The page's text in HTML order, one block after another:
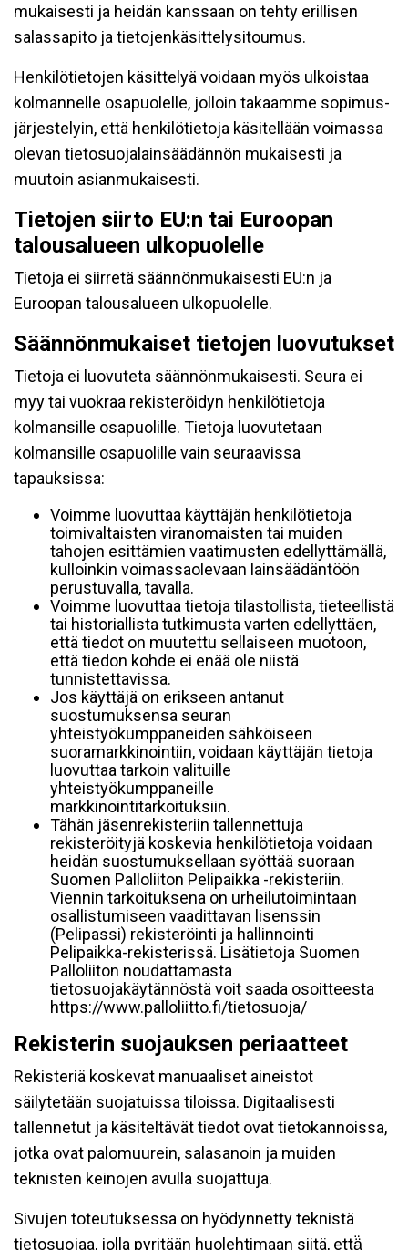
mukaisesti ja heidän kanssaan on tehty erillisen
salassapito ja tietojenkäsittelysitoumus.
Henkilötietojen käsittelyä voidaan myös ulkoistaa
kolmannelle osapuolelle, jolloin takaamme sopimus-
järjestelyin, että henkilötietoja käsitellään voimassa
olevan tietosuojalainsäädännön mukaisesti ja
muutoin asianmukaisesti.
Tietojen siirto EU:n tai Euroopan
talousalueen ulkopuolelle
Tietoja ei siirretä säännönmukaisesti EU:n ja
Euroopan talousalueen ulkopuolelle.
Säännönmukaiset tietojen luovutukset
Tietoja ei luovuteta säännönmukaisesti. Seura ei
myy tai vuokraa rekisteröidyn henkilötietoja
kolmansille osapuolille. Tietoja luovutetaan
kolmansille osapuolille vain seuraavissa
tapauksissa:
Voimme luovuttaa käyttäjän henkilötietoja
toimivaltaisten viranomaisten tai muiden
tahojen esittämien vaatimusten edellyttämällä,
kulloinkin voimassaolevaan lainsäädäntöön
perustuvalla, tavalla.
Voimme luovuttaa tietoja tilastollista, tieteellistä
tai historiallista tutkimusta varten edellyttäen,
että tiedot on muutettu sellaiseen muotoon,
että tiedon kohde ei enää ole niistä
tunnistettavissa.
Jos käyttäjä on erikseen antanut
suostumuksensa seuran
yhteistyökumppaneiden sähköiseen
suoramarkkinointiin, voidaan käyttäjän tietoja
luovuttaa tarkoin valituille
yhteistyökumppaneille
markkinointitarkoituksiin.
Tähän jäsenrekisteriin tallennettuja
rekisteröityjä koskevia henkilötietoja voidaan
heidän suostumuksellaan syöttää suoraan
Suomen Palloliiton Pelipaikka -rekisteriin.
Viennin tarkoituksena on urheilutoimintaan
osallistumiseen vaadittavan lisenssin
(Pelipassi) rekisteröinti ja hallinnointi
Pelipaikka-rekisterissä. Lisätietoja Suomen
Palloliiton noudattamasta
tietosuojakäytännöstä voit saada osoitteesta
https://www.palloliitto.fi/tietosuoja/
Rekisterin suojauksen periaatteet
Rekisteriä koskevat manuaaliset aineistot
säilytetään suojatuissa tiloissa. Digitaalisesti
tallennetut ja käsiteltävät tiedot ovat tietokannoissa,
jotka ovat palomuurein, salasanoin ja muiden
teknisten keinojen avulla suojattuja.
Sivujen toteutuksessa on hyödynnetty teknistä
tietosuojaa, jolla pyritään huolehtimaan siitä, että̈